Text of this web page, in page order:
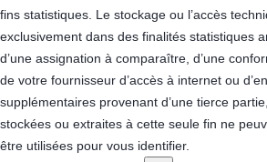
fins statistiques. Le stockage ou l’accès
exclusivement dans des finalités statistiques
d’une assignation à comparaître, d’une
de votre fournisseur d’accès à internet ou
supplémentaires provenant d’une tierce
stockées ou extraites à cette seule fin ne
être utilisées pour vous identifier.